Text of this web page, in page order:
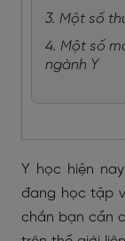
3. Một số
4. Một số
ngành Y
Y học hiện
đang học tập
chắn bạn cần